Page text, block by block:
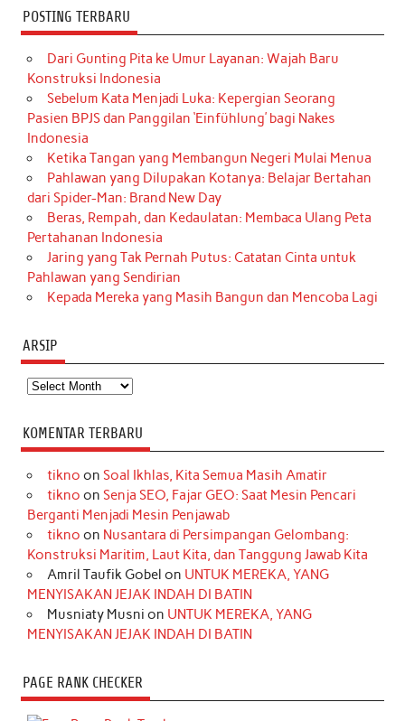
POSTING TERBARU
Dari Gunting Pita ke Umur Layanan: Wajah Baru
Konstruksi Indonesia
Sebelum Kata Menjadi Luka: Kepergian Seorang
Pasien BPJS dan Panggilan ‘Einfühlung’ bagi Nakes
Indonesia
Ketika Tangan yang Membangun Negeri Mulai Menua
Pahlawan yang Dilupakan Kotanya: Belajar Bertahan
dari Spider-Man: Brand New Day
Beras, Rempah, dan Kedaulatan: Membaca Ulang Peta
Pertahanan Indonesia
Jaring yang Tak Pernah Putus: Catatan Cinta untuk
Pahlawan yang Sendirian
Kepada Mereka yang Masih Bangun dan Mencoba Lagi
ARSIP
Arsip
KOMENTAR TERBARU
tikno on Soal Ikhlas, Kita Semua Masih Amatir
tikno on Senja SEO, Fajar GEO: Saat Mesin Pencari
Berganti Menjadi Mesin Penjawab
tikno on Nusantara di Persimpangan Gelombang:
Konstruksi Maritim, Laut Kita, dan Tanggung Jawab Kita
Amril Taufik Gobel on UNTUK MEREKA, YANG
MENYISAKAN JEJAK INDAH DI BATIN
Musniaty Musni on UNTUK MEREKA, YANG
MENYISAKAN JEJAK INDAH DI BATIN
PAGE RANK CHECKER